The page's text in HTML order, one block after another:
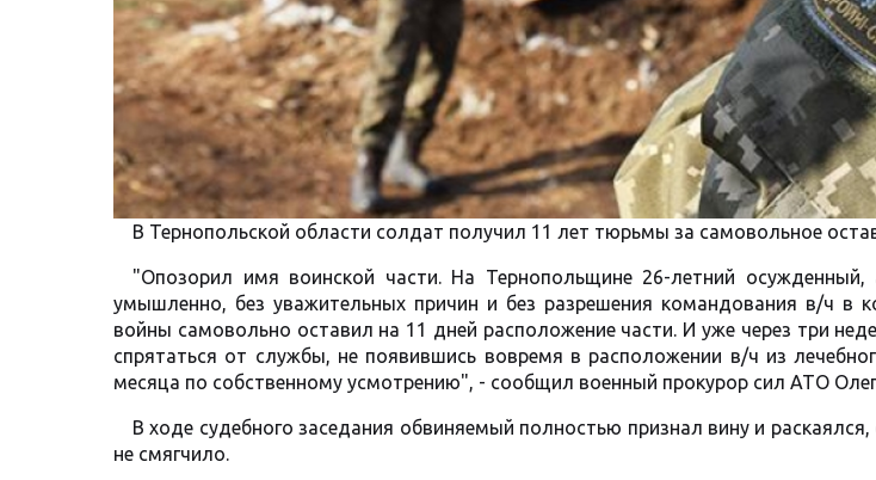
В Тернопольской области солдат получил 11 лет тюрьмы за самовольное
"Опозорил имя воинской части. На Тернопольщине 26-летний
умышленно, без уважительных причин и без разрешения командования в/ч в
войны самовольно оставил на 11 дней расположение части. И уже через три
спрятаться от службы, не появившись вовремя в расположении в/ч из
месяца по собственному усмотрению", - сообщил военный прокурор сил АТО
В ходе судебного заседания обвиняемый полностью признал вину и
не смягчило.